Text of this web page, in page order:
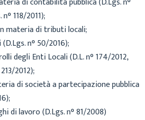
n° 118/2011);
materia di tributi locali;
n° 50/2016);
degli Enti Locali(D.L. n°174/2012,
213/2012);
di società a partecipazione pubblica
di lavoro (D.Lgs. n° 81/2008)